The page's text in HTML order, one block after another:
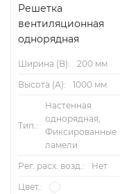
Решетка
вентиляционная
однорядная
Ширина (B):
200 мм
Высота (А):
1000 мм
Тип.:
Настенная
однорядная,
Фиксированные
ламели
Рег. расх. возд.:
Нет
Цвет.: